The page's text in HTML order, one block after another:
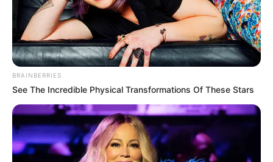
BRAINBERRIES
See The Incredible Physical Transformations Of These Stars